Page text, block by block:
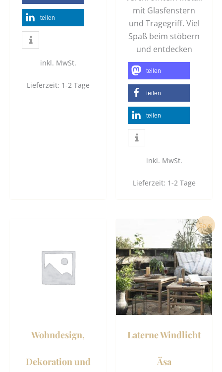
teilen
inkl. MwSt.
Lieferzeit: 1-2 Tage
mit Glasfenstern
und Tragegriff. Viel
Spaß beim stöbern
und entdecken
teilen
teilen
teilen
inkl. MwSt.
Lieferzeit: 1-2 Tage
Wohndesign,
Dekoration und
Sale!
Laterne Windlicht
Äsa
Ursprünglicher
Preis
war:
47,00 €
Aktueller
Preis
ist:
46,00 €.